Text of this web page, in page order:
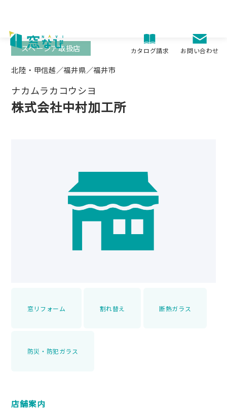
content
カタログ請求 お問い合わせ
北陸・甲信越／福井県／福井市
ナカムラカコウシヨ
株式会社中村加工所
スペーシア取扱店
窓リフォーム 割れ替え 断熱ガラス
防災・防犯ガラス
店舗案内